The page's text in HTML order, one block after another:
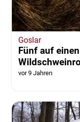
Goslar
Fünf auf
vor 9 Jahren